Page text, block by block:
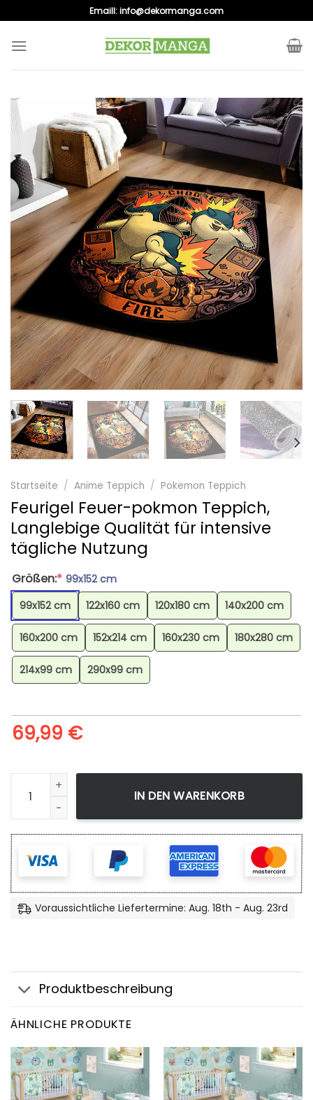
to
content
Emaill:info@dekormanga.com
Startseite / Anime Teppich / Pokemon Teppich
Feurigel Feuer-pokmon Teppich,
Langlebige Qualität für intensive
tägliche Nutzung
Größen:* 99x152 cm
99x152 cm
122x160 cm 120x180 cm 140x200 cm
160x200 cm 152x214 cm 160x230 cm 180x280 cm
214x99 cm 290x99 cm
69,99 €
Feurigel Feuer-pokmon Teppich, Langlebige Qualität für
IN DEN WARENKORB
Voraussichtliche Liefertermine: Aug. 18th - Aug. 23rd
Produktbeschreibung
ÄHNLICHE PRODUKTE